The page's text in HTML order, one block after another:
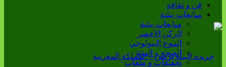
فن و ثقافة
متابعات بيئية
متابعات بيئية
الركن الأخضر
التنوع البيولوجي
الصحة و البيئة
تحقيقات و ملفات